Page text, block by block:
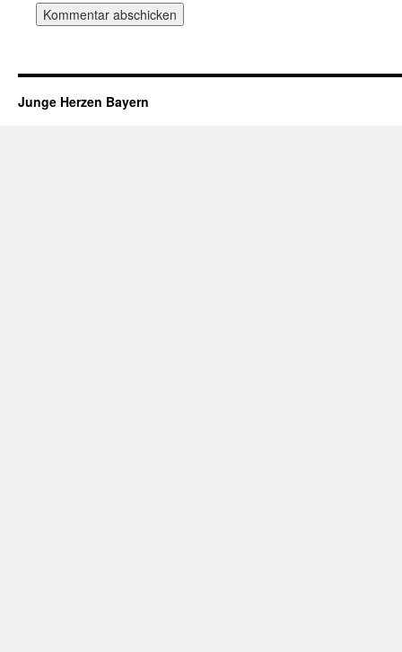
Junge Herzen Bayern